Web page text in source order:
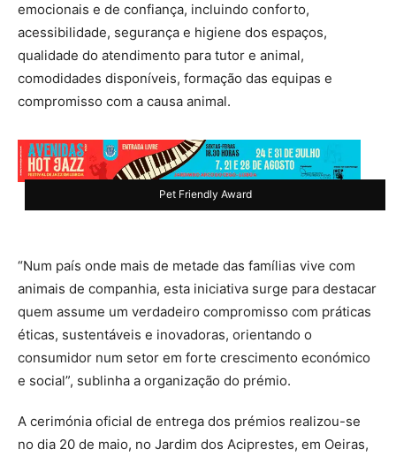
emocionais e de confiança, incluindo conforto,
acessibilidade, segurança e higiene dos espaços,
qualidade do atendimento para tutor e animal,
comodidades disponíveis, formação das equipas e
compromisso com a causa animal.
Pet Friendly Award
“Num país onde mais de metade das famílias vive com
animais de companhia, esta iniciativa surge para destacar
quem assume um verdadeiro compromisso com práticas
éticas, sustentáveis e inovadoras, orientando o
consumidor num setor em forte crescimento económico
e social”, sublinha a organização do prémio.
A cerimónia oficial de entrega dos prémios realizou-se
no dia 20 de maio, no Jardim dos Aciprestes, em Oeiras,